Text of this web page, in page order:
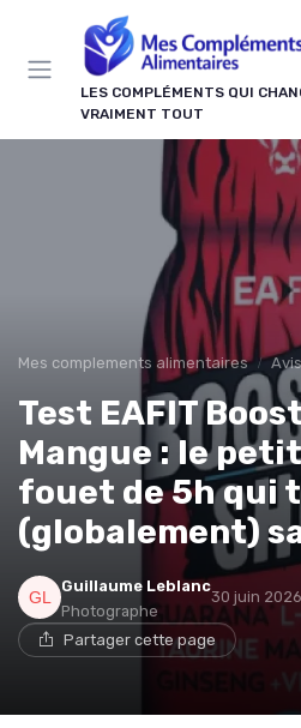
LES COMPLÉMENTS QUI
VRAIMENT TOUT
Mes complements alimentaires
Test EAFIT
Mangue : le
fouet de 5h qui
(globalement)
Guillaume Leblanc
Photographe
30 juin 2026
Partager cette page
Panneau de gestion des cookies